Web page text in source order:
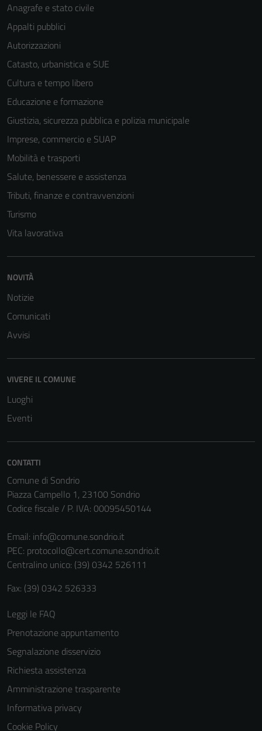
Anagrafe e stato civile
Appalti pubblici
Autorizzazioni
Catasto, urbanistica e SUE
Cultura e tempo libero
Educazione e formazione
Giustizia, sicurezza pubblica e polizia municipale
Imprese, commercio e SUAP
Mobilità e trasporti
Salute, benessere e assistenza
Tributi, finanze e contravvenzioni
Turismo
Vita lavorativa
NOVITÀ
Notizie
Comunicati
Avvisi
VIVERE IL COMUNE
Luoghi
Eventi
CONTATTI
Comune di Sondrio
Piazza Campello 1, 23100 Sondrio
Codice fiscale / P. IVA: 00095450144
Email: info@comune.sondrio.it
PEC: protocollo@cert.comune.sondrio.it
Centralino unico: (39) 0342 526111
Fax: (39) 0342 526333
Leggi le FAQ
Prenotazione appuntamento
Segnalazione disservizio
Richiesta assistenza
Amministrazione trasparente
Informativa privacy
Cookie Policy
Questi cookie
essere
personali.